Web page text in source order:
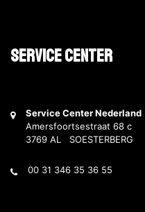
Service Center
Service Center Nederland
Amersfoortsestraat 68 c
3769 AL SOESTERBERG
00 31 346 35 36 55